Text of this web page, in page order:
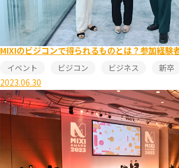
MIXIのビジコンで得られるものとは？参加経験
イベント ビジコン ビジネス 新卒
2023.06.30